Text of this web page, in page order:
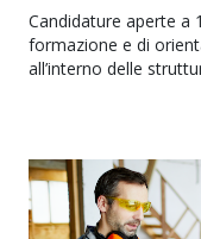
Candidature aperte a
formazione e di
all’interno delle